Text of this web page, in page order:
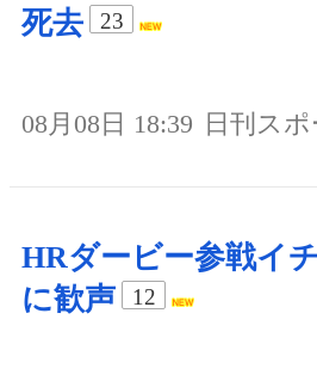
死去
23
08月08日 18:39 日刊スポ
HRダービー参戦イ
に歓声
12